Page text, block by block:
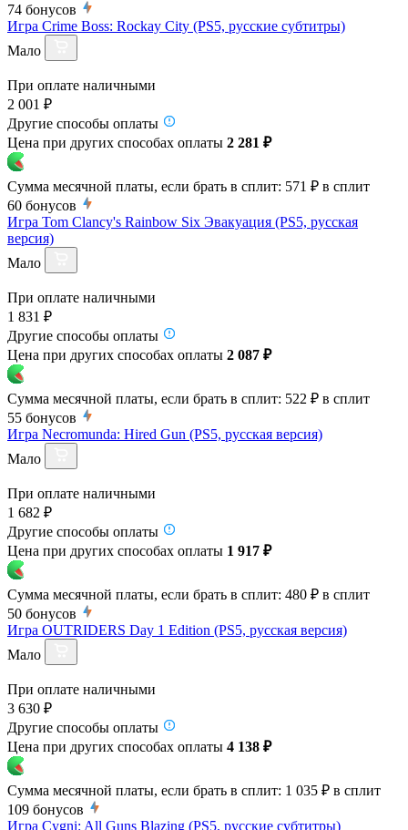
74 бонусов
Игра Crime Boss: Rockay City (PS5, русские субтитры)
Мало
При оплате наличными
2 001 ₽
Другие способы оплаты
Цена при других способах оплаты 2 281 ₽
Сумма месячной платы, если брать в сплит: 571 ₽ в сплит
60 бонусов
Игра Tom Clancy's Rainbow Six Эвакуация (PS5, русская
версия)
Мало
При оплате наличными
1 831 ₽
Другие способы оплаты
Цена при других способах оплаты 2 087 ₽
Сумма месячной платы, если брать в сплит: 522 ₽ в сплит
55 бонусов
Игра Necromunda: Hired Gun (PS5, русская версия)
Мало
При оплате наличными
1 682 ₽
Другие способы оплаты
Цена при других способах оплаты 1 917 ₽
Сумма месячной платы, если брать в сплит: 480 ₽ в сплит
50 бонусов
Игра OUTRIDERS Day 1 Edition (PS5, русская версия)
Мало
При оплате наличными
3 630 ₽
Другие способы оплаты
Цена при других способах оплаты 4 138 ₽
Сумма месячной платы, если брать в сплит: 1 035 ₽ в сплит
109 бонусов
Игра Cygni: All Guns Blazing (PS5, русские субтитры)